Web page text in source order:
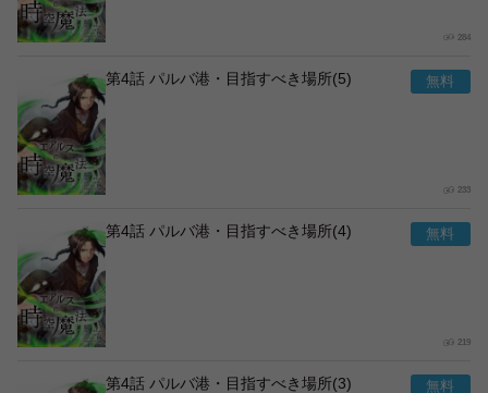
284
第4話 パルバ港・目指すべき場所(5)
233
第4話 パルバ港・目指すべき場所(4)
219
第4話 パルバ港・目指すべき場所(3)